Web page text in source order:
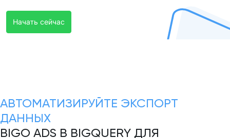
Начать сейчас
АВТОМАТИЗИРУЙТЕ ЭКСПОРТ
ДАННЫХ
BIGO ADS В BIGQUERY ДЛЯ